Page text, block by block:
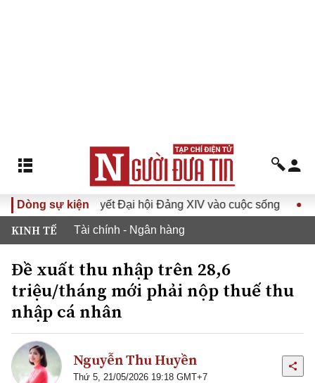
Dòng sự kiện
Đưa Nghị quyết Đại hội Đảng XIV vào cuộc sống Hướng
KINH TẾ Tài chính - Ngân hàng
Đề xuất thu nhập trên 28,6
triệu/tháng mới phải nộp thuế thu
nhập cá nhân
Nguyễn Thu Huyền
Thứ 5, 21/05/2026 19:18 GMT+7